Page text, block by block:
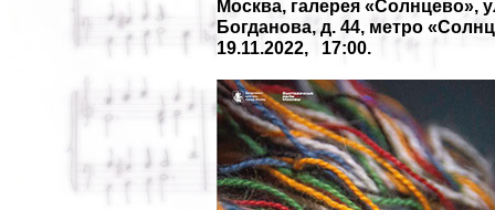
Москва, галерея «Солнцево»,
Богданова, д. 44, метро
19.11.2022, 17:00.